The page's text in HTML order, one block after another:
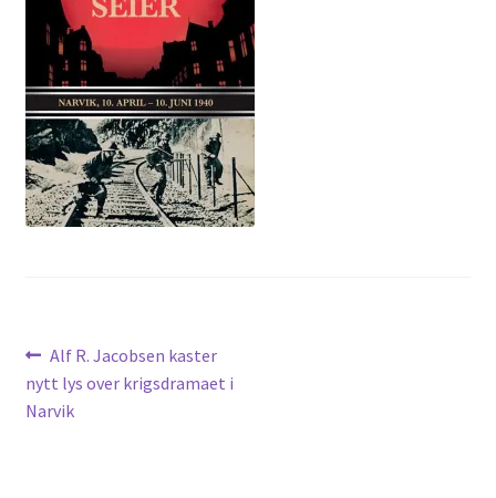
Om spillet
Bilder
Videoer
Forum
Innleggsnavigasjon
Forrige
innlegg:
Alf R. Jacobsen kaster
nytt lys over krigsdramaet i
Narvik